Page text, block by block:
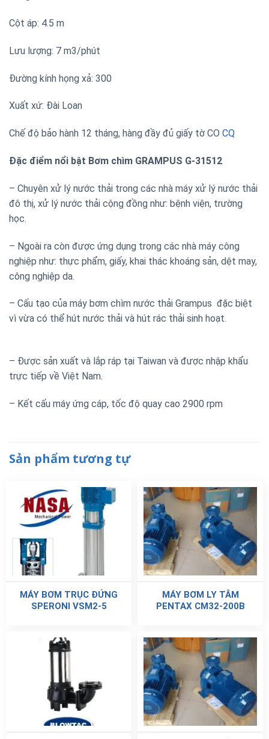
Cột áp: 4.5 m
Lưu lượng: 7 m3/phút
Đường kính họng xả: 300
Xuất xứ: Đài Loan
Chế độ bảo hành 12 tháng, hàng đầy đủ giấy tờ CO CQ
Đặc điểm nổi bật Bơm chìm GRAMPUS G-31512
– Chuyên xử lý nước thải trong các nhà máy xử lý nước thải
đô thị, xử lý nước thải cộng đồng như: bệnh viện, trường
học.
– Ngoài ra còn được ứng dụng trong các nhà máy công
nghiệp như: thực phẩm, giấy, khai thác khoáng sản, dệt may,
công nghiệp da.
– Cấu tạo của máy bơm chìm nước thải Grampus đặc biệt
vì vừa có thể hút nước thải và hút rác thải sinh hoạt.
– Được sản xuất và lắp ráp tại Taiwan và được nhập khẩu
trực tiếp về Việt Nam.
– Kết cấu máy ứng cáp, tốc độ quay cao 2900 rpm
Sản phẩm tương tự
MÁY BƠM TRỤC ĐỨNG
SPERONI VSM2-5
MÁY BƠM LY TÂM
PENTAX CM32-200B